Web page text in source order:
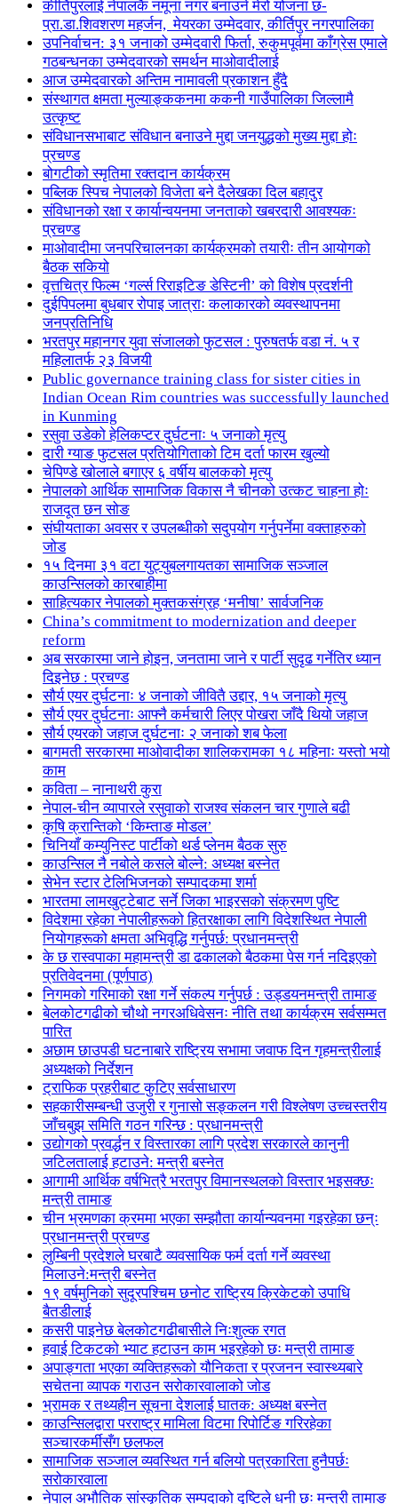
कीर्तिपुरलाई नेपालकै नमूना नगर बनाउने मेरो योजना छ-
प्रा.डा.शिवशरण महर्जन, मेयरका उम्मेदवार, कीर्तिपुर नगरपालिका
उपनिर्वाचन: ३१ जनाको उम्मेदवारी फिर्ता, रुकुमपूर्वमा काँग्रेस एमाले
गठबन्धनका उम्मेदवारको समर्थन माओवादीलाई
आज उम्मेदवारको अन्तिम नामावली प्रकाशन हुँदै
संस्थागत क्षमता मुल्याङ्ककनमा ककनी गाउँपालिका जिल्लामै
उत्कृष्ट
संविधानसभाबाट संविधान बनाउने मुद्दा जनयुद्धको मुख्य मुद्दा होः
प्रचण्ड
बोगटीको स्मृतिमा रक्तदान कार्यक्रम
पब्लिक स्पिच नेपालको विजेता बने दैलेखका दिल बहादुर
संविधानको रक्षा र कार्यान्वयनमा जनताको खबरदारी आवश्यकः
प्रचण्ड
माओवादीमा जनपरिचालनका कार्यक्रमको तयारीः तीन आयोगको
बैठक सकियो
वृत्तचित्र फिल्म ‘गर्ल्स रिराइटिङ डेस्टिनी’ को विशेष प्रदर्शनी
दुईपिपलमा बुधबार रोपाइ जात्राः कलाकारको व्यवस्थापनमा
जनप्रतिनिधि
भरतपुर महानगर युवा संजालको फुटसल : पुरुषतर्फ वडा नं. ५ र
महिलातर्फ २३ विजयी
Public governance training class for sister cities in
Indian Ocean Rim countries was successfully launched
in Kunming
रसुवा उडेको हेलिकप्टर दुर्घटनाः ५ जनाको मृत्यु
दारी ग्याङ फुटसल प्रतियोगिताको टिम दर्ता फारम खुल्यो
चेपिण्डे खोलाले बगाएर ६ वर्षीय बालकको मृत्यु
नेपालको आर्थिक सामाजिक विकास नै चीनको उत्कट चाहना होः
राजदूत छन सोङ
संघीयताका अवसर र उपलब्धीको सदुपयोग गर्नुपर्नेमा वक्ताहरुको
जोड
१५ दिनमा ३१ वटा युट्युबलगायतका सामाजिक सञ्जाल
काउन्सिलको कारबाहीमा
साहित्यकार नेपालको मुक्तकसंग्रह ‘मनीषा’ सार्वजनिक
China’s commitment to modernization and deeper
reform
अब सरकारमा जाने होइन, जनतामा जाने र पार्टी सुदृढ गर्नेतिर ध्यान
दिइनेछ : प्रचण्ड
सौर्य एयर दुर्घटनाः ४ जनाको जीवितै उद्दार, १५ जनाको मृत्यु
सौर्य एयर दुर्घटनाः आफ्नै कर्मचारी लिएर पोखरा जाँदै थियो जहाज
सौर्य एयरको जहाज दुर्घटनाः २ जनाको शब फेला
बागमती सरकारमा माओवादीका शालिकरामका १८ महिनाः यस्तो भयो
काम
कविता – नानाथरी कुरा
नेपाल-चीन व्यापारले रसुवाको राजश्व संकलन चार गुणाले बढी
कृषि क्रान्तिको ‘किम्ताङ मोडल’
चिनियाँ कम्युनिस्ट पार्टीको थर्ड प्लेनम बैठक सुरु
काउन्सिल नै नबोले कसले बोल्ने: अध्यक्ष बस्नेत
सेभेन स्टार टेलिभिजनको सम्पादकमा शर्मा
भारतमा लामखुट्टेबाट सर्ने जिका भाइरसको संक्रमण पुष्टि
विदेशमा रहेका नेपालीहरूको हितरक्षाका लागि विदेशस्थित नेपाली
नियोगहरूको क्षमता अभिवृद्धि गर्नुपर्छ: प्रधानमन्त्री
के छ रास्वपाका महामन्त्री डा ढकालको बैठकमा पेस गर्न नदिइएको
प्रतिवेदनमा (पूर्णपाठ)
निगमको गरिमाको रक्षा गर्ने संकल्प गर्नुपर्छ : उड्डयनमन्त्री तामाङ
बेलकोटगढीको चौथो नगरअधिवेसनः नीति तथा कार्यक्रम सर्वसम्मत
पारित
अछाम छाउपडी घटनाबारे राष्ट्रिय सभामा जवाफ दिन गृहमन्त्रीलाई
अध्यक्षको निर्देशन
ट्राफिक प्रहरीबाट कुटिए सर्वसाधारण
सहकारीसम्बन्धी उजुरी र गुनासो सङ्कलन गरी विश्लेषण उच्चस्तरीय
जाँचबुझ समिति गठन गरिन्छ : प्रधानमन्त्री
उद्योगको प्रवर्द्धन र विस्तारका लागि प्रदेश सरकारले कानुनी
जटिलतालाई हटाउने: मन्त्री बस्नेत
आगामी आर्थिक वर्षभित्रै भरतपुर विमानस्थलको विस्तार भइसक्छः
मन्त्री तामाङ
चीन भ्रमणका क्रममा भएका सम्झौता कार्यान्यवनमा गइरहेका छन्ः
प्रधानमन्त्री प्रचण्ड
लुम्बिनी प्रदेशले घरबाटै व्यवसायिक फर्म दर्ता गर्ने व्यवस्था
मिलाउने:मन्त्री बस्नेत
१९ वर्षमुनिको सुदूरपश्चिम छनोट राष्ट्रिय क्रिकेटको उपाधि
बैतडीलाई
कसरी पाइनेछ बेलकोटगढीबासीले निःशुल्क रगत
हवाई टिकटको भ्याट हटाउन काम भइरहेको छः मन्त्री तामाङ
अपाङ्गता भएका व्यक्तिहरूको यौनिकता र प्रजनन स्वास्थ्यबारे
सचेतना व्यापक गराउन सरोकारवालाको जोड
भ्रामक र तथ्यहीन सूचना देशलाई घातक: अध्यक्ष बस्नेत
काउन्सिलद्वारा परराष्ट्र मामिला विटमा रिपोर्टिङ गरिरहेका
सञ्चारकर्मीसँग छलफल
सामाजिक सञ्जाल व्यवस्थित गर्न बलियो पत्रकारिता हुनैपर्छः
सरोकारवाला
नेपाल अभौतिक सांस्कृतिक सम्पदाको दृष्टिले धनी छः मन्त्री तामाङ